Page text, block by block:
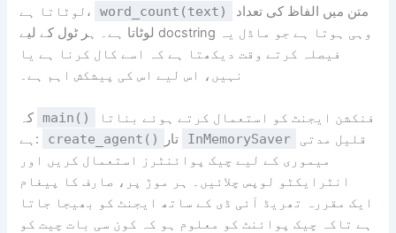
لوٹاتا ہے،
word_count(text)
لوٹاتا ہے۔ ہر ٹول کے لیے docstring وہی ہوتا ہے جو ماڈل یہ
فیصلہ کرتے وقت دیکھتا ہے کہ اسے کال کرنا ہے یا
نہیں، اس لیے اس کی پیشکش اہم ہے۔
main()
ہے:
create_agent() InMemorySaver
میموری کے لیے چیک پوائنٹرز استعمال کریں اور
انٹرایکٹو لوپس چلائیں۔ ہر موڑ پر، صارف کا پیغام
ایک مقررہ تھریڈ آئی ڈی کے ساتھ ایجنٹ کو بھیجا جاتا
ہے تاکہ چیک پوائنٹ کو معلوم ہو کہ کون سی بات چیت کو